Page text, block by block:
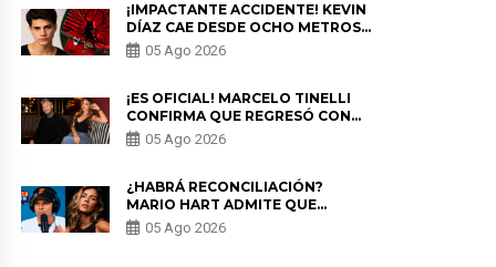
¡IMPACTANTE ACCIDENTE! KEVIN
DÍAZ CAE DESDE OCHO METROS
EN “ESTO ES GUERRA” Y GENERA
PREOCUPACIÓN
05 Ago 2026
¡ES OFICIAL! MARCELO TINELLI
CONFIRMA QUE REGRESÓ CON
MILETT FIGUEROA: “EL AMOR
PUDO MÁS”
05 Ago 2026
¿HABRÁ RECONCILIACIÓN?
MARIO HART ADMITE QUE
PODRÍA VOLVER CON KORINA
RIVADENEIRA: “NO LE CERRARÍA
05 Ago 2026